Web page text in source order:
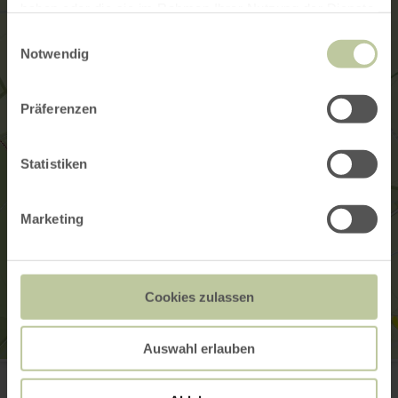
Notwendig
Präferenzen
Statistiken
Marketing
Cookies zulassen
Auswahl erlauben
Kartbahn Dahlemer Binz
Dahlemer Binz 80